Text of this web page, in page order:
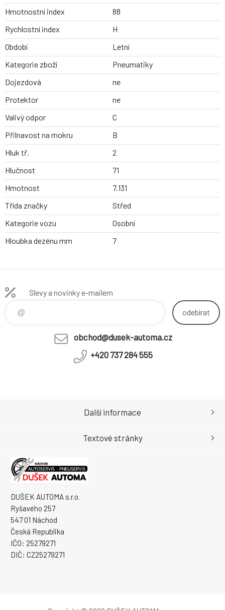
Hmotnostní index
88
Rychlostní index
H
Období
Letní
Kategorie zboží
Pneumatiky
Dojezdová
ne
Protektor
ne
Valivý odpor
C
Přilnavost na mokru
B
Hluk tř.
2
Hlučnost
71
Hmotnost
7.131
Třída značky
Střed
Kategorie vozu
Osobní
Hloubka dezénu mm
7
Slevy a novinky e-mailem
odebírat
obchod@dusek-automa.cz
+420 737 284 555
DUŠEK AUTOMA s.r.o.
Ryšavého 257
547 01 Náchod
Česká Republika
IČO: 25279271
DIČ: CZ25279271
Další informace
Textové stránky